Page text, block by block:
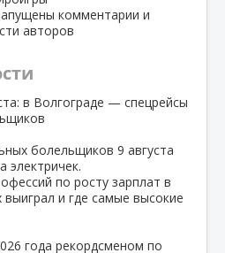
комментарии и
авторов
в Волгограде — спецрейсы
болельщиков 9 августа
электричек.
по росту зарплат в
и где самые высокие
года рекордсменом по